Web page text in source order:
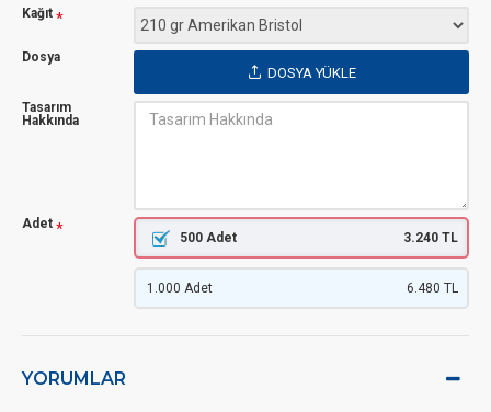
Kağıt
Dosya
DOSYA YÜKLE
Tasarım
Hakkında
Adet
500 Adet
3.240 TL
1.000 Adet 6.480 TL
YORUMLAR